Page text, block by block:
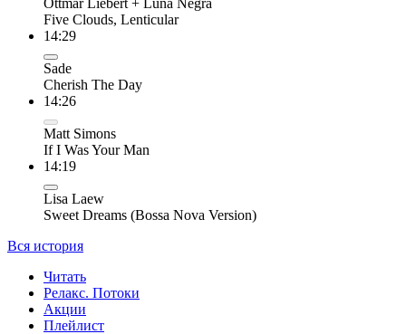
Ottmar Liebert + Luna Negra
Five Clouds, Lenticular
14:29
Sade
Cherish The Day
14:26
Matt Simons
If I Was Your Man
14:19
Lisa Laew
Sweet Dreams (Bossa Nova Version)
Вся история
Читать
Релакс. Потоки
Акции
Плейлист